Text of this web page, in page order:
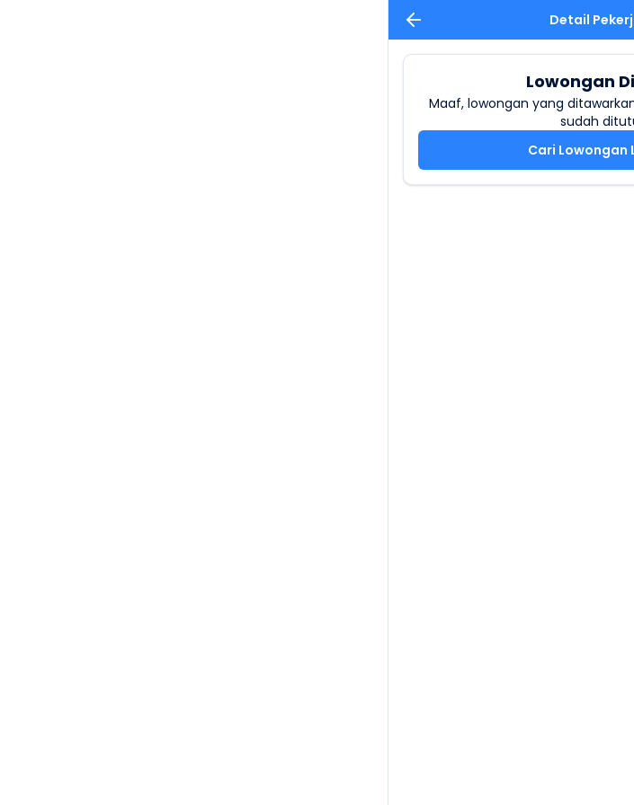
Detail
Lowongan
Maaf, lowongan yang
sudah
Cari Lowongan